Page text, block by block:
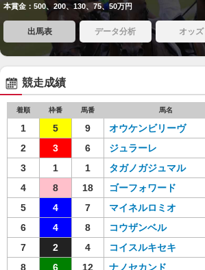
本賞金：500、200、130、75、50万円
出馬表 データ分析 オッズ
競走成績
着順 枠番 馬番 馬名
1 5 9 オウケンビリーヴ
2
3 6 ジュラーレ
3
1 1 タガノガジュマル
4
8 18 ゴーフォワード
5
4 7 マイネルロミオ
6
4 8 コウザンベル
7
2 4 コイスルキセキ
8
6 12 ナノセカンド